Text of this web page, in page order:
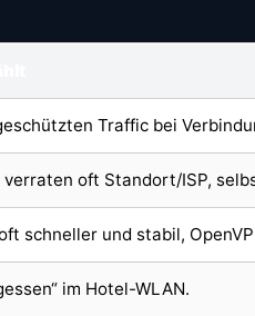
Traffic bei
oft Standort/ISP,
schneller und stabil,
im Hotel-WLAN.